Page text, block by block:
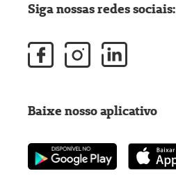
Siga nossas redes sociais:
Baixe nosso aplicativo